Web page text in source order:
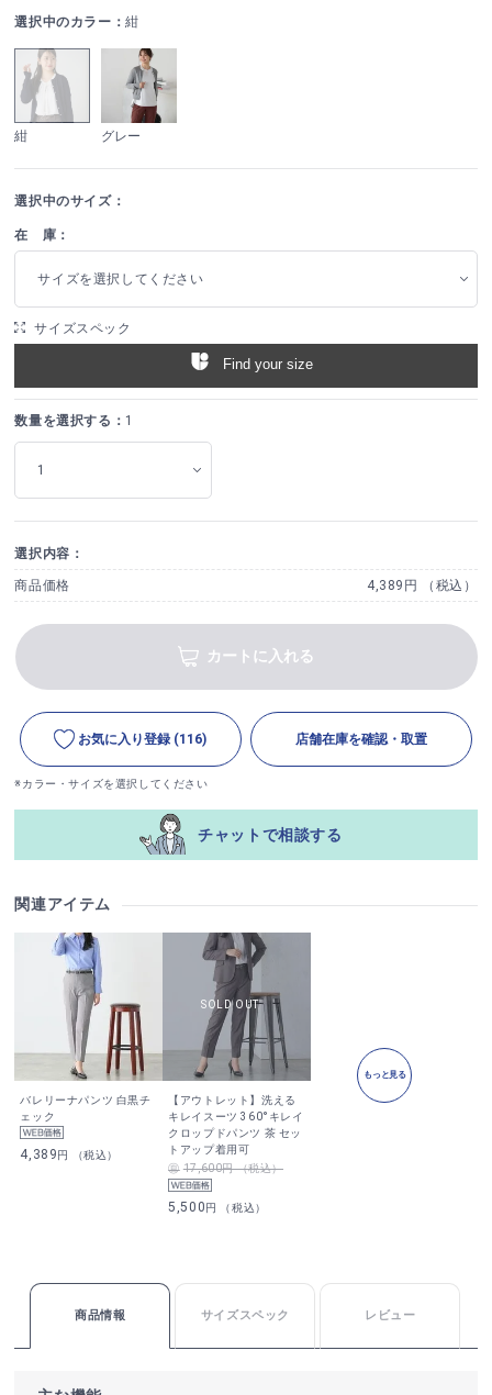
選択中のカラー：紺
紺 グレー
選択中のサイズ：
在 庫：
サイズを選択してください
サイズスペック
Find your size
数量を選択する： 1
選択内容：
商品価格 4,389円 （税込）
カートに入れる
お気に入り登録 (116) 店舗在庫を確認・取置
※カラー・サイズを選択してください
チャットで相談する
関連アイテム
バレリーナパンツ 白黒チ
ェック
4,389円 （税込）
【アウトレット】洗える
キレイスーツ 360°キレイ
クロップドパンツ 茶 セッ
トアップ着用可
17,600円 （税込）
5,500円 （税込）
もっと見る
商品情報 サイズスペック レビュー